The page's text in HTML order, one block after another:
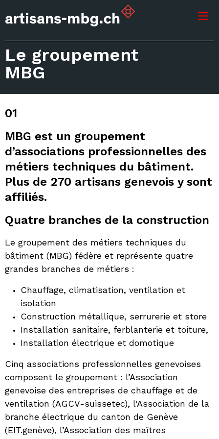
Le groupement
MBG
01
MBG est un groupement
d’associations professionnelles des
métiers techniques du bâtiment.
Plus de 270 artisans genevois y sont
affiliés.
Quatre branches de la construction
Le groupement des métiers techniques du
bâtiment (MBG) fédère et représente quatre
grandes branches de métiers :
Chauffage, climatisation, ventilation et
isolation
Construction métallique, serrurerie et store
Installation sanitaire, ferblanterie et toiture,
Installation électrique et domotique
Cinq associations professionnelles genevoises
composent le groupement : l’Association
genevoise des entreprises de chauffage et de
ventilation (AGCV-suissetec), l'Association de la
branche électrique du canton de Genève
(EIT.genève), l’Association des maîtres